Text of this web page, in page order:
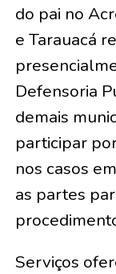
do pai no
e Tarauacá
Defensoria
demais
participar
nos casos
as partes
Serviços